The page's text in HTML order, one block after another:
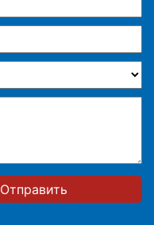
Отправить